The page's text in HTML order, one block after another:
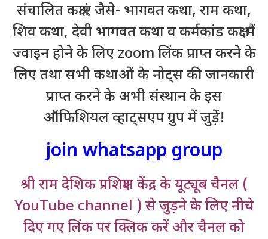
संचालित कक्षाएं जैसे- भागवत कथा, राम कथा,
शिव कथा, देवी भागवत कथा व कर्मकांड कक्षा मैं
ज्वाइन होने के लिए zoom लिंक प्राप्त करने के
लिए तथा सभी कथाओं के नोट्स की जानकारी
प्राप्त करने के अभी संस्थान के इस
ऑफिशियल व्हाट्सएप ग्रुप में जुड़ें!
join whatsapp group
श्री राम देशिक प्रशिक्षण केंद्र के यूट्यूब चैनल (
YouTube channel ) से जुड़ने के लिए नीचे
दिए गए लिंक पर क्लिक करें और चैनल को